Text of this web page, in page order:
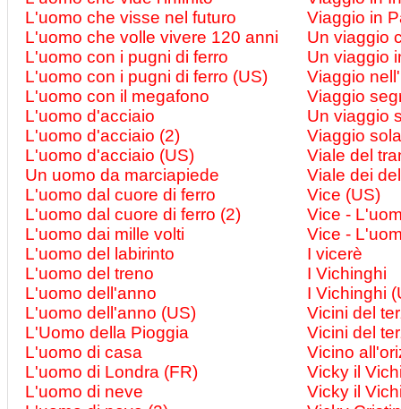
L'uomo che visse nel futuro
L'uomo che volle vivere 120 anni
L'uomo con i pugni di ferro
L'uomo con i pugni di ferro (US)
L'uomo con il megafono
L'uomo d'acciaio
L'uomo d'acciaio (2)
L'uomo d'acciaio (US)
Un uomo da marciapiede
L'uomo dal cuore di ferro
L'uomo dal cuore di ferro (2)
L'uomo dai mille volti
L'uomo del labirinto
L'uomo del treno
L'uomo dell'anno
L'uomo dell'anno (US)
L'Uomo della Pioggia
L'uomo di casa
L'uomo di Londra (FR)
L'uomo di neve
Viaggio in
Un viaggio
Un viaggio
Viaggio
Viaggio
Un viaggio
Viaggio sola
Viale del
Viale dei
Vice (US)
Vice -
Vice -
I vicerè
I Vichinghi
I Vichinghi
Vicini del
Vicini del
Vicino
Vicky il
Vicky il